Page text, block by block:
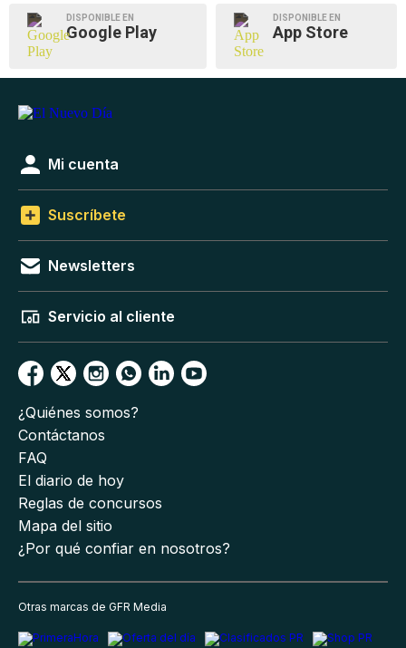
DISPONIBLE EN
Google Play
DISPONIBLE EN
App Store
Mi cuenta
Suscríbete
Newsletters
Servicio al cliente
¿Quiénes somos?
Contáctanos
FAQ
El diario de hoy
Reglas de concursos
Mapa del sitio
¿Por qué confiar en nosotros?
Otras marcas de GFR Media